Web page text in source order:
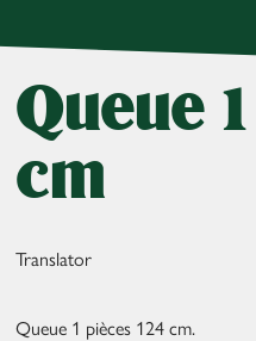
Queue
cm
Translator
Queue 1 pièces 124 cm.